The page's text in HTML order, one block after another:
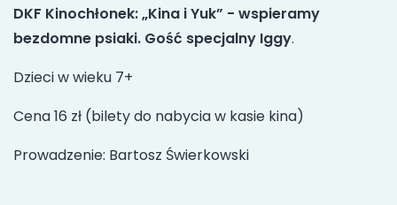
DKF Kinochłonek: „Kina i Yuk” - wspieramy
bezdomne psiaki. Gość specjalny Iggy.
Dzieci w wieku 7+
Cena 16 zł (bilety do nabycia w kasie kina)
Prowadzenie: Bartosz Świerkowski